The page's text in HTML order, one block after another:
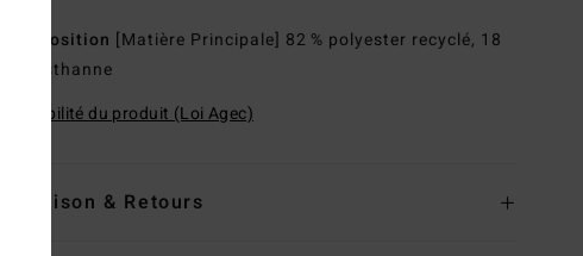
Composition [Matière Principale] 82 % polyester recyclé, 18
% élasthanne
Traçabilité du produit (Loi Agec)
Livraison & Retours